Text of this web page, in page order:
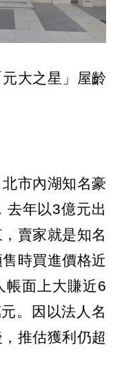
大之星」屋齡
市內湖知名豪
去年以3億元出
賣家就是知名
時買進價格近
帳面上大賺近6
。因以法人名
推估獲利仍超